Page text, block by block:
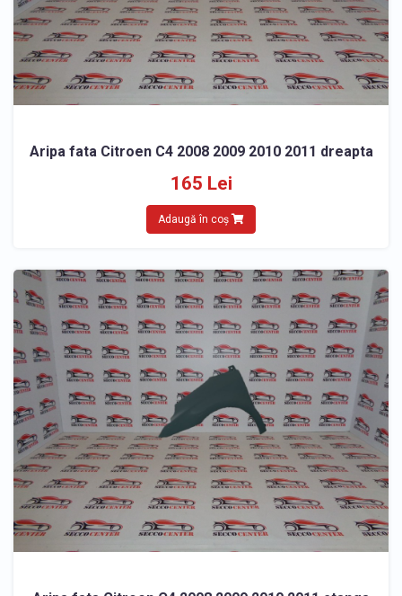
Aripa fata Citroen C4 2008 2009 2010 2011 dreapta
165 Lei
Adaugă în coș